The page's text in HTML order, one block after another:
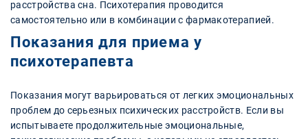
расстройства сна. Психотерапия проводится
самостоятельно или в комбинации с фармакотерапией.
Показания для приема у
психотерапевта
Показания могут варьироваться от легких эмоциональных
проблем до серьезных психических расстройств. Если вы
испытываете продолжительные эмоциональные,